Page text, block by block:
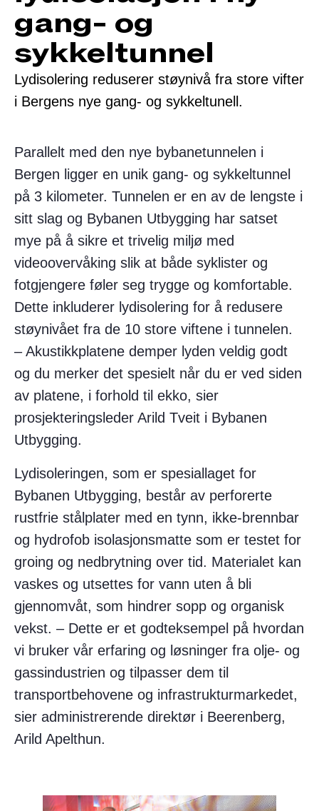
gang- og
sykkeltunnel
Lydisolering reduserer støynivå fra store vifter
i Bergens nye gang- og sykkeltunell.
Parallelt med den nye bybanetunnelen i
Bergen ligger en unik gang- og sykkeltunnel
på 3 kilometer. Tunnelen er en av de lengste i
sitt slag og Bybanen Utbygging har satset
mye på å sikre et trivelig miljø med
videoovervåking slik at både syklister og
fotgjengere føler seg trygge og komfortable.
Dette inkluderer lydisolering for å redusere
støynivået fra de 10 store viftene i tunnelen.
– Akustikkplatene demper lyden veldig godt
og du merker det spesielt når du er ved siden
av platene, i forhold til ekko, sier
prosjekteringsleder Arild Tveit i Bybanen
Utbygging.
Lydisoleringen, som er spesiallaget for
Bybanen Utbygging, består av perforerte
rustfrie stålplater med en tynn, ikke-brennbar
og hydrofob isolasjonsmatte som er testet for
groing og nedbrytning over tid. Materialet kan
vaskes og utsettes for vann uten å bli
gjennomvåt, som hindrer sopp og organisk
vekst. – Dette er et godteksempel på hvordan
vi bruker vår erfaring og løsninger fra olje- og
gassindustrien og tilpasser dem til
transportbehovene og infrastrukturmarkedet,
sier administrerende direktør i Beerenberg,
Arild Apelthun.